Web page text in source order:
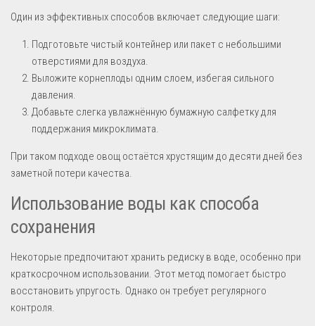
Один из эффективных способов включает следующие шаги:
Подготовьте чистый контейнер или пакет с небольшими
отверстиями для воздуха.
Выложите корнеплоды одним слоем, избегая сильного
давления.
Добавьте слегка увлажнённую бумажную салфетку для
поддержания микроклимата.
При таком подходе овощ остаётся хрустящим до десяти дней без
заметной потери качества.
Использование воды как способа
сохранения
Некоторые предпочитают хранить редиску в воде, особенно при
краткосрочном использовании. Этот метод помогает быстро
восстановить упругость. Однако он требует регулярного
контроля.